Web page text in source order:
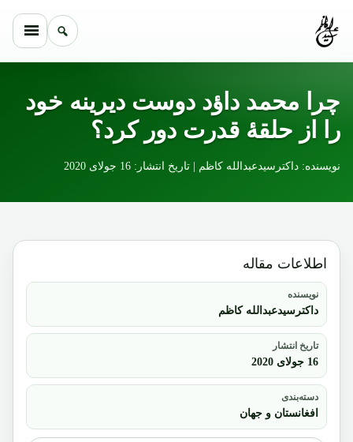
چرا محمد داؤد دوست دیرینه خود
را از حلقۀ قدرت دور کرد؟
نویسنده: داکترسیدعبدالله کاظم | تاریخ انتشار: 16 جولای 2020
اطلاعات مقاله
نویسنده
داکترسیدعبدالله کاظم
تاریخ انتشار
16 جولای 2020
دسته‌بندی
افغانستان و جهان